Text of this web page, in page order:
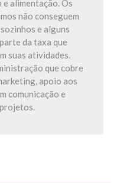
alimentação. Os
não conseguem
e alguns
da taxa que
suas atividades.
que cobre
apoio aos
comunicação e